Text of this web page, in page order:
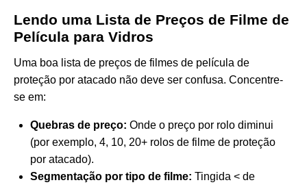
Lendo uma Lista de Preços de Filme de
Película para Vidros
Uma boa lista de preços de filmes de película de
proteção por atacado não deve ser confusa. Concentre-
se em:
Quebras de preço: Onde o preço por rolo diminui
(por exemplo, 4, 10, 20+ rolos de filme de proteção
por atacado).
Segmentação por tipo de filme: Tingida < de